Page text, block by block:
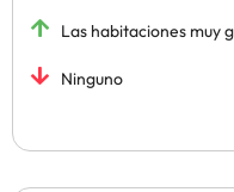
Las habitaciones muy
Ninguno